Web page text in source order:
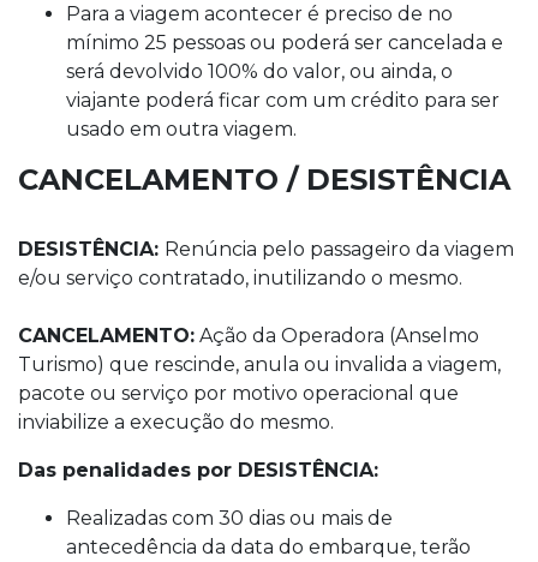
Para a viagem acontecer é preciso de no
mínimo 25 pessoas ou poderá ser cancelada e
será devolvido 100% do valor, ou ainda, o
viajante poderá ficar com um crédito para ser
usado em outra viagem.
CANCELAMENTO / DESISTÊNCIA
DESISTÊNCIA: Renúncia pelo passageiro da viagem
e/ou serviço contratado, inutilizando o mesmo.
CANCELAMENTO: Ação da Operadora (Anselmo
Turismo) que rescinde, anula ou invalida a viagem,
pacote ou serviço por motivo operacional que
inviabilize a execução do mesmo.
Das penalidades por DESISTÊNCIA:
Realizadas com 30 dias ou mais de
antecedência da data do embarque, terão